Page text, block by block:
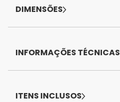
DIMENSÕES
INFORMAÇÕES TÉCNICAS
ITENS INCLUSOS